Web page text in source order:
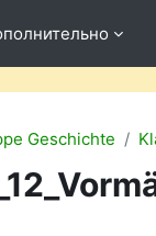
Geschichte